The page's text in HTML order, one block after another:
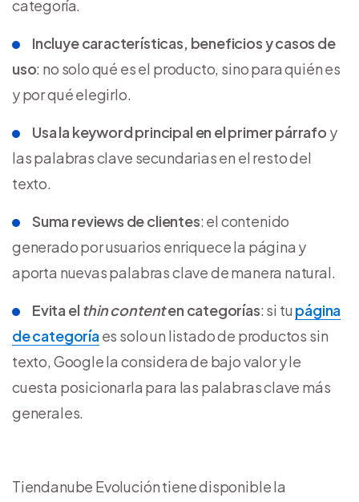
categoría.
Incluye características, beneficios y casos de
uso: no solo qué es el producto, sino para quién es
y por qué elegirlo.
Usa la keyword principal en el primer párrafo y
las palabras clave secundarias en el resto del
texto.
Suma reviews de clientes: el contenido
generado por usuarios enriquece la página y
aporta nuevas palabras clave de manera natural.
Evita el thin contenten categorías: si tu página
de categoríaes solo un listado de productos sin
texto, Google la considera de bajo valor y le
cuesta posicionarla para las palabras clave más
generales.
Tiendanube Evolución tiene disponible la